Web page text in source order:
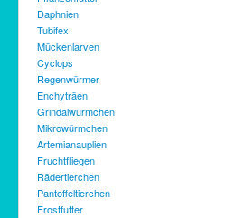
Krankheiten
Vogelspinnen
Argentinische Waldschaben
C-Control
Sitemap
Daphnien
Tubifex
Mückenlarven
Cyclops
Regenwürmer
Enchyträen
Grindalwürmchen
Mikrowürmchen
Artemianauplien
Fruchtfliegen
Rädertierchen
Pantoffeltierchen
Frostfutter